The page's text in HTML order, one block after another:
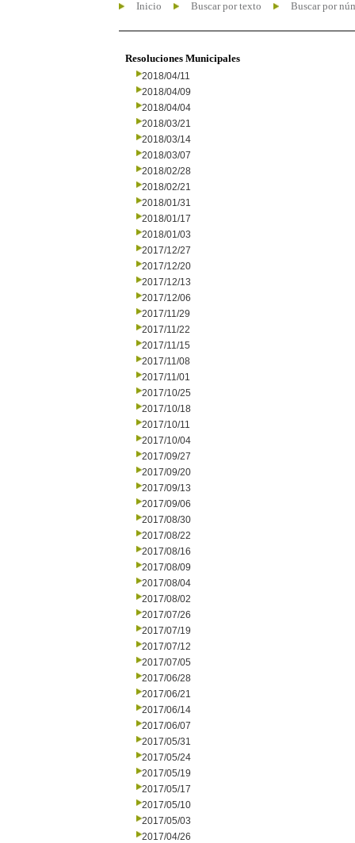
Inicio Buscar por texto Buscar por
Resoluciones Municipales
2018/04/11
2018/04/09
2018/04/04
2018/03/21
2018/03/14
2018/03/07
2018/02/28
2018/02/21
2018/01/31
2018/01/17
2018/01/03
2017/12/27
2017/12/20
2017/12/13
2017/12/06
2017/11/29
2017/11/22
2017/11/15
2017/11/08
2017/11/01
2017/10/25
2017/10/18
2017/10/11
2017/10/04
2017/09/27
2017/09/20
2017/09/13
2017/09/06
2017/08/30
2017/08/22
2017/08/16
2017/08/09
2017/08/04
2017/08/02
2017/07/26
2017/07/19
2017/07/12
2017/07/05
2017/06/28
2017/06/21
2017/06/14
2017/06/07
2017/05/31
2017/05/24
2017/05/19
2017/05/17
2017/05/10
2017/05/03
2017/04/26